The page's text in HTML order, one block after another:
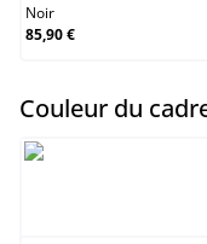
Noir
85,90 €
Couleur du